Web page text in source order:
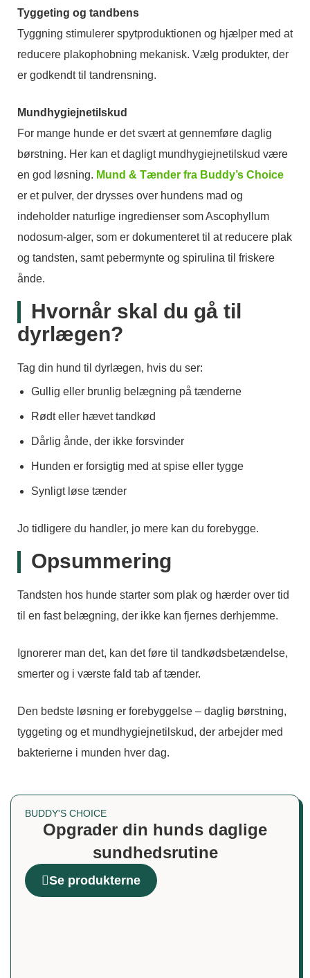
Tyggeting og tandbens
Tyggning stimulerer spytproduktionen og hjælper med at
reducere plakophobning mekanisk. Vælg produkter, der
er godkendt til tandrensning.
Mundhygiejnetilskud
For mange hunde er det svært at gennemføre daglig
børstning. Her kan et dagligt mundhygiejnetilskud være
en god løsning. Mund & Tænder fra Buddy’s Choice
er et pulver, der drysses over hundens mad og
indeholder naturlige ingredienser som Ascophyllum
nodosum-alger, som er dokumenteret til at reducere plak
og tandsten, samt pebermynte og spirulina til friskere
ånde.
Hvornår skal du gå til
dyrlægen?
Tag din hund til dyrlægen, hvis du ser:
Gullig eller brunlig belægning på tænderne
Rødt eller hævet tandkød
Dårlig ånde, der ikke forsvinder
Hunden er forsigtig med at spise eller tygge
Synligt løse tænder
Jo tidligere du handler, jo mere kan du forebygge.
Opsummering
Tandsten hos hunde starter som plak og hærder over tid
til en fast belægning, der ikke kan fjernes derhjemme.
Ignorerer man det, kan det føre til tandkødsbetændelse,
smerter og i værste fald tab af tænder.
Den bedste løsning er forebyggelse – daglig børstning,
tyggeting og et mundhygiejnetilskud, der arbejder med
bakterierne i munden hver dag.
BUDDY'S CHOICE
Opgrader din hunds daglige
sundhedsrutine
Se produkterne